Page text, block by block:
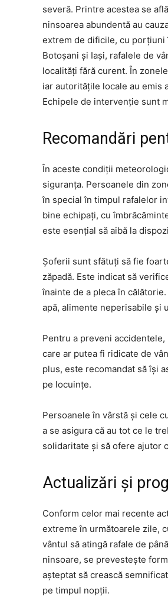
severă. Printre acestea se
ninsoarea abundentă au
extrem de dificile, cu porțiuni
Botoșani și Iași, rafalele de
localități fără curent. În
iar autoritățile locale au emis
Echipele de intervenție sunt
Recomandări
În aceste condiții
siguranța. Persoanele din
în special în timpul rafalelor
bine echipați, cu
este esențial să aibă la
Șoferii sunt sfătuți să fie
zăpadă. Este indicat să
înainte de a pleca în
apă, alimente neperisabile și
Pentru a preveni
care ar putea fi ridicate de
plus, este recomandat să își
pe locuințe.
Persoanele în vârstă și cele
a se asigura că au tot ce le
solidaritate și să ofere ajutor
Actualizări și
Conform celor mai recente
extreme în următoarele zile,
vântul să atingă rafale de
ninsoare, se prevestește
așteptat să crească
pe timpul nopții.